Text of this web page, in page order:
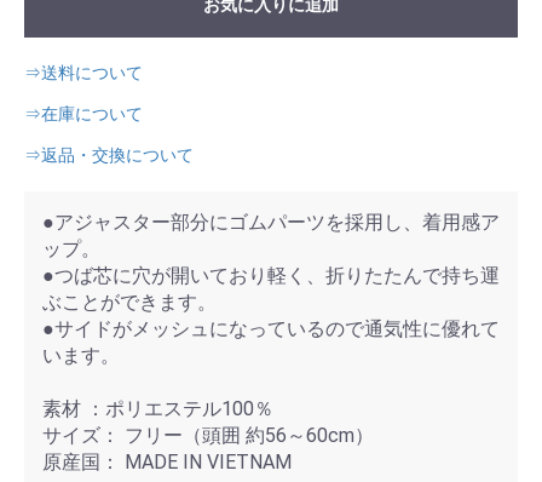
お気に入りに追加
⇒送料について
⇒在庫について
⇒返品・交換について
●アジャスター部分にゴムパーツを採用し、着用感ア
ップ。
●つば芯に穴が開いており軽く、折りたたんで持ち運
ぶことができます。
●サイドがメッシュになっているので通気性に優れて
います。
素材 ：ポリエステル100％
サイズ： フリー（頭囲 約56～60cm）
原産国： MADE IN VIETNAM